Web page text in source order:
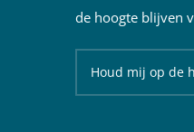
de hoogte blijven
Houd mij op de